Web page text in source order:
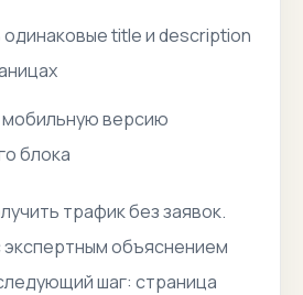
одинаковые title и description
версию
блока
трафик без заявок.
объяснением
шаг: страница